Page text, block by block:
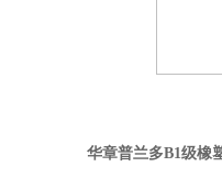
华章普兰多B1级橡